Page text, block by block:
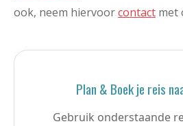
ook, neem hiervoorcontact met
Plan & Boek je reis
Gebruik onderstaande